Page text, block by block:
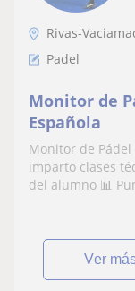
Rivas-
Padel
Monitor de
Española
Monitor de
imparto clases
del alumno 📊
ver